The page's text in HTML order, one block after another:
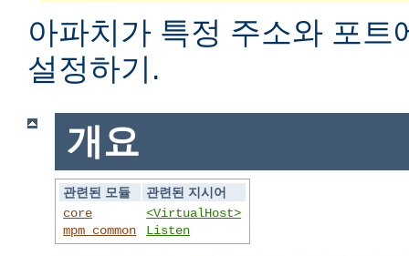
아파치가 특정 주소와 포트
설정하기.
개요
관련된 모듈
관련된 지시어
core
mpm_common
<VirtualHost>
Listen